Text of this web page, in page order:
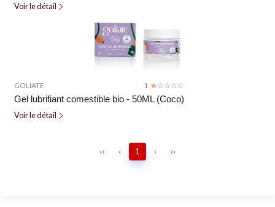
Voir le détail
GOLIATE 1 ☆☆☆☆☆
★★★★★
Gel lubrifiant comestible bio - 50ML (Coco)
Voir le détail
‹‹ ‹ 1 › ››